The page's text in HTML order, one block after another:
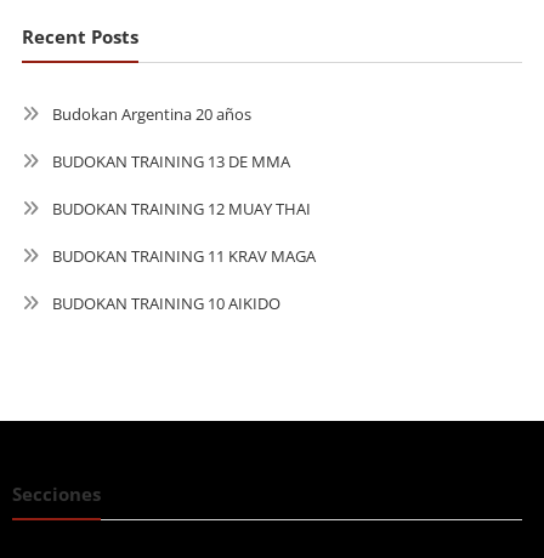
Recent Posts
Budokan Argentina 20 años
BUDOKAN TRAINING 13 DE MMA
BUDOKAN TRAINING 12 MUAY THAI
BUDOKAN TRAINING 11 KRAV MAGA
BUDOKAN TRAINING 10 AIKIDO
Secciones